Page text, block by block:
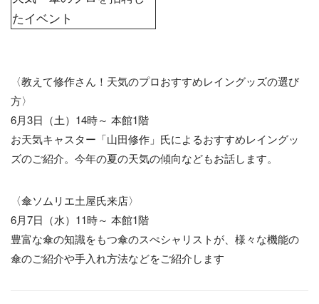
たイベント
〈教えて修作さん！天気のプロおすすめレイングッズの選び
方〉
6月3日（土）14時～ 本館1階
お天気キャスター「山田修作」氏によるおすすめレイングッ
ズのご紹介。今年の夏の天気の傾向などもお話します。
〈傘ソムリエ土屋氏来店〉
6月7日（水）11時～ 本館1階
豊富な傘の知識をもつ傘のスぺシャリストが、様々な機能の
傘のご紹介や手入れ方法などをご紹介します